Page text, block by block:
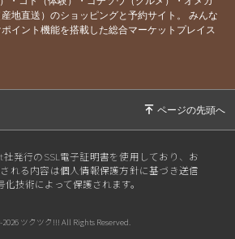
地直送）のショッピングと予約サイト。
みんな
イント機能を搭載した総合マーケットプレイス
社発行のSSL電子証明書を使用しており、お
れる内容は個人情報保護方針に基づき送信
技術によって保護されます。
2026 ツクツク!!! All Rights Reserved.